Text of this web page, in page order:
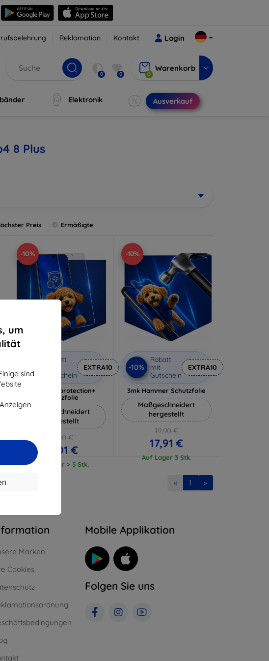
um
sind
Reklamation Kontakt Login
0 0 0
Warenkorb
Elektronik Ausverkauf
8 Plus
Preis Ermäßigte
-10%
Rabatt
Gutschein
EXTRA10
3mk Silverprotection+
Schutzfolie
Maßgeschneidert
hergestellt
18,90 €
17,01 €
Auf Lager > 5 Stk.
-10%
-10%
Rabatt
mit
Gutschein
EXTRA10
3mk Hammer Schutzfolie
Maßgeschneidert
hergestellt
19,90 €
17,91 €
Auf Lager 3 Stk.
« 1 »
Marken
Cookies
Mobile Applikation
Folgen Sie uns